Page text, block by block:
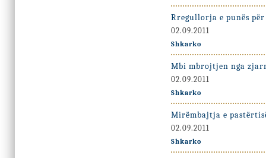
Rregullorja e punës
02.09.2011
Shkarko
Mbi mbrojtjen nga
02.09.2011
Shkarko
Mirëmbajtja e
02.09.2011
Shkarko